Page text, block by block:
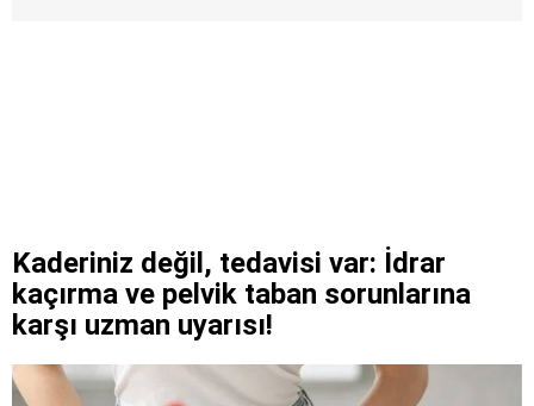
Kaderiniz değil, tedavisi var: İdrar
kaçırma ve pelvik taban sorunlarına
karşı uzman uyarısı!